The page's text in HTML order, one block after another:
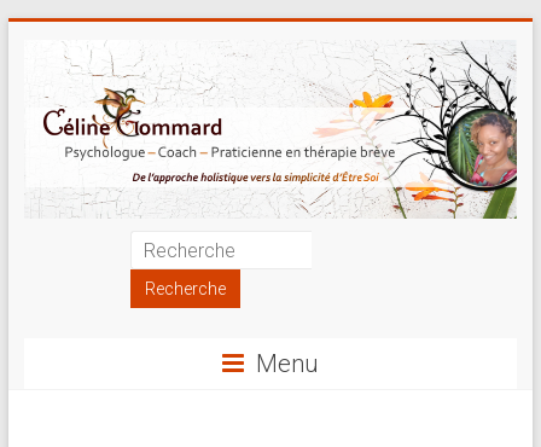
content
Psychologue
Menu